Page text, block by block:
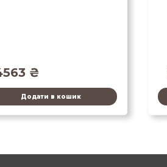
₴
Додати в кошик